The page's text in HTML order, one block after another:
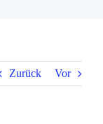
Zurück Vor